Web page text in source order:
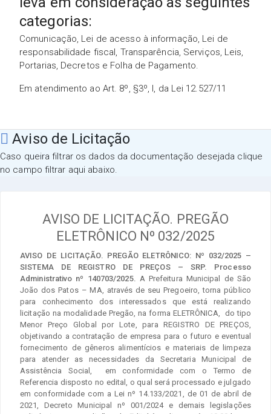
categorias:
Comunicação, Lei de acesso à informação, Lei de
responsabilidade fiscal, Transparência, Serviços, Leis,
Portarias, Decretos e Folha de Pagamento.
Em atendimento ao Art. 8º, §3º, I, da Lei 12.527/11
Aviso de Licitação
Caso queira filtrar os dados da documentação desejada clique
no campo filtrar aqui abaixo.
AVISO DE LICITAÇÃO. PREGÃO
ELETRÔNICO Nº 032/2025
AVISO DE LICITAÇÃO. PREGÃO ELETRÔNICO: Nº 032/2025 –
SISTEMA DE REGISTRO DE PREÇOS – SRP. Processo
Administrativo nº 140703/2025. A Prefeitura Municipal de São
João dos Patos – MA, através de seu Pregoeiro, torna público
para conhecimento dos interessados que está realizando
licitação na modalidade Pregão, na forma ELETRÔNICA, do tipo
Menor Preço Global por Lote, para REGISTRO DE PREÇOS,
objetivando a contratação de empresa para o futuro e eventual
fornecimento de gêneros alimentícios e materiais de limpeza
para atender as necessidades da Secretaria Municipal de
Assistência Social, em conformidade com o Termo de
Referencia disposto no edital, o qual será processado e julgado
em conformidade com a Lei nº 14.133/2021, de 01 de abril de
2021, Decreto Municipal nº 001/2024 e demais legislações